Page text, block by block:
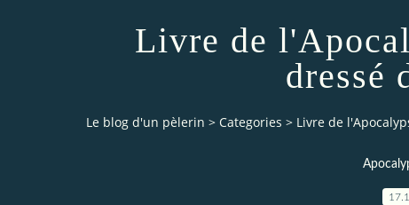
Livre de
dressé
Le blog d'un pèlerin > Categories > Livre de